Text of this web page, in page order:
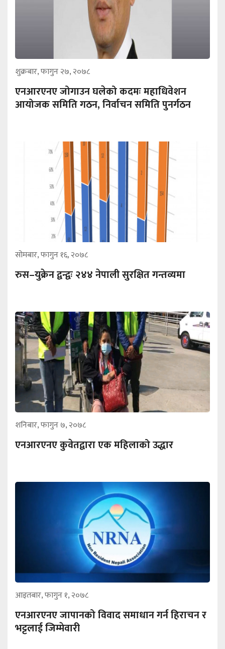
शुक्रबार, फागुन २७, २०७८
एनआरएनए जोगाउन घलेको कदमः महाधिवेशन
आयोजक समिति गठन, निर्वाचन समिति पुनर्गठन
सोमबार, फागुन १६, २०७८
रुस–युक्रेन द्वन्द्वः २४४ नेपाली सुरक्षित गन्तव्यमा
शनिबार, फागुन ७, २०७८
एनआरएनए कुवेतद्वारा एक महिलाको उद्धार
आइतबार, फागुन १, २०७८
एनआरएनए जापानको विवाद समाधान गर्न हिराचन र
भट्टलाई जिम्मेवारी